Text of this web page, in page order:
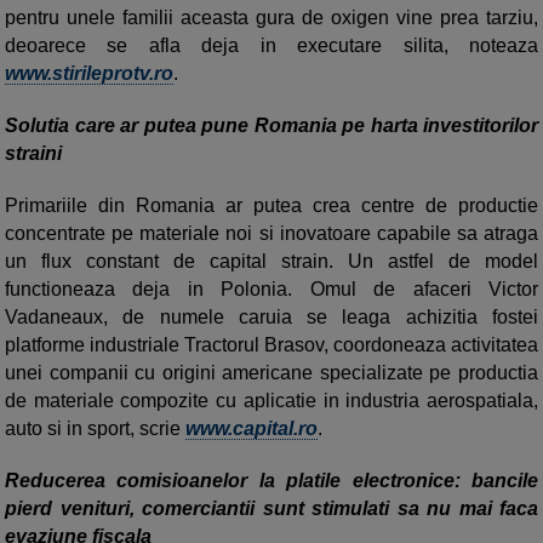
pentru unele familii aceasta gura de oxigen vine prea tarziu,
deoarece se afla deja in executare silita, noteaza
www.stirileprotv.ro.
Solutia care ar putea pune Romania pe harta investitorilor
straini
Primariile din Romania ar putea crea centre de productie
concentrate pe materiale noi si inovatoare capabile sa atraga
un flux constant de capital strain. Un astfel de model
functioneaza deja in Polonia. Omul de afaceri Victor
Vadaneaux, de numele caruia se leaga achizitia fostei
platforme industriale Tractorul Brasov, coordoneaza activitatea
unei companii cu origini americane specializate pe productia
de materiale compozite cu aplicatie in industria aerospatiala,
auto si in sport, scrie www.capital.ro.
Reducerea comisioanelor la platile electronice: bancile
pierd venituri, comerciantii sunt stimulati sa nu mai faca
evaziune fiscala